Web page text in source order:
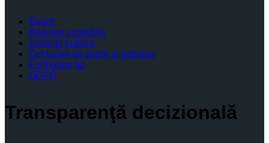
Buget
Bilanţuri contabile
Achiziţii publice
Declaratii de avere si interese
Formulare tip
GDPR
Transparenţă decizională